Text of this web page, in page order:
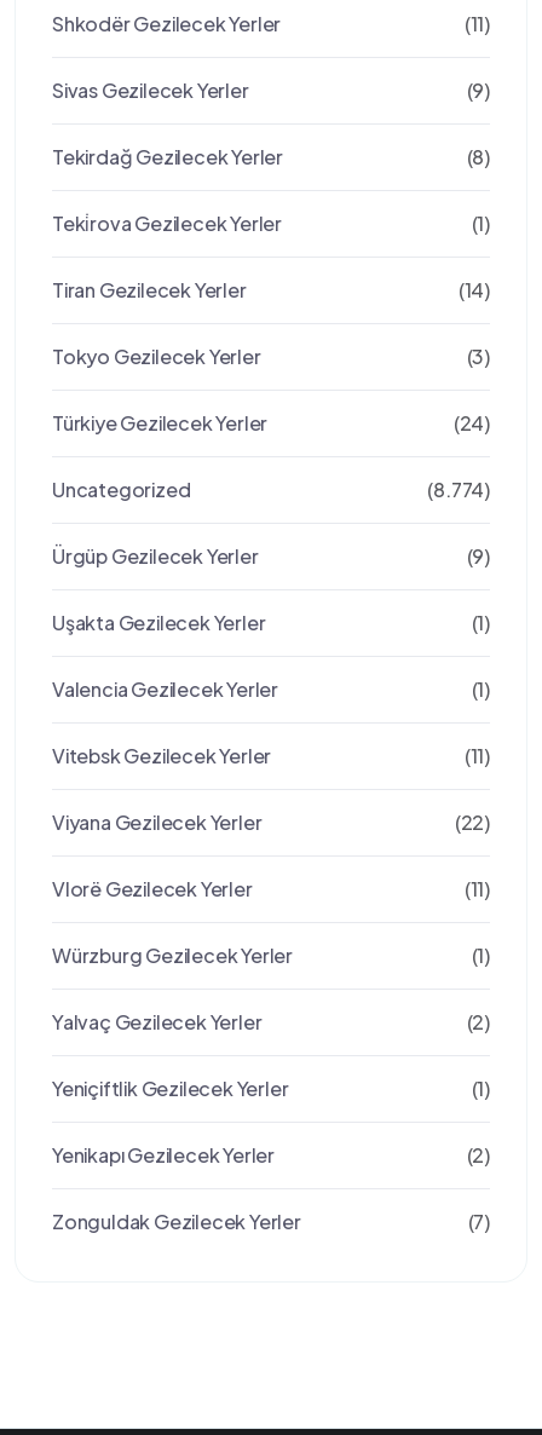
Shkodër Gezilecek Yerler (11)
Sivas Gezilecek Yerler (9)
Tekirdağ Gezilecek Yerler (8)
Teki̇rova Gezilecek Yerler (1)
Tiran Gezilecek Yerler (14)
Tokyo Gezilecek Yerler (3)
Türkiye Gezilecek Yerler (24)
Uncategorized (8.774)
Ürgüp Gezilecek Yerler (9)
Uşakta Gezilecek Yerler (1)
Valencia Gezilecek Yerler (1)
Vitebsk Gezilecek Yerler (11)
Viyana Gezilecek Yerler (22)
Vlorë Gezilecek Yerler (11)
Würzburg Gezilecek Yerler (1)
Yalvaç Gezilecek Yerler (2)
Yeniçiftlik Gezilecek Yerler (1)
Yenikapı Gezilecek Yerler (2)
Zonguldak Gezilecek Yerler (7)